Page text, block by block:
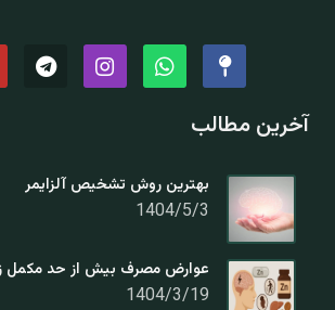
آخرین مطالب
بهترین روش تشخیص آلزایمر
1404/5/3
عوارض مصرف بیش از حد مکمل
1404/3/19